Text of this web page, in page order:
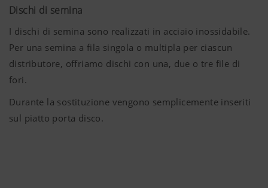
Dischi di semina
I dischi di semina sono realizzati in acciaio inossidabile.
Per una semina a fila singola o multipla per ciascun
distributore, offriamo dischi con una, due o tre file di
fori.
Durante la sostituzione vengono semplicemente inseriti
sul piatto porta disco.